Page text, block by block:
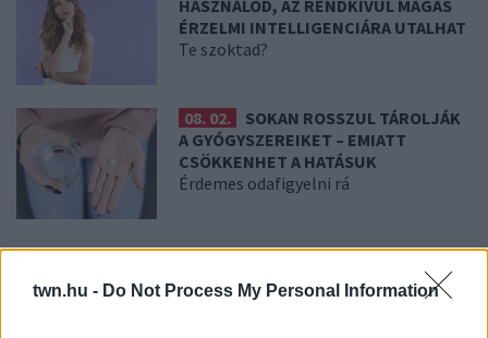
twn.hu - Do Not Process My Personal Information
HASZNÁLOD, AZ RENDKÍVÜL MAGAS
ÉRZELMI INTELLIGENCIÁRA UTALHAT
Te szoktad?
08. 02.
SOKAN ROSSZUL TÁROLJÁK
A GYÓGYSZEREIKET – EMIATT
CSÖKKENHET A HATÁSUK
Érdemes odafigyelni rá
08. 01.
EGYRE TÖBB FIATALNÁL JELENTKEZIK EZ A
VITAMINHIÁNY – ILYEN JELEKRE FIGYELJ
Erre figyelj!